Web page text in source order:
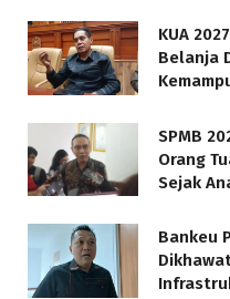
KUA
Belanja
SPMB
Orang
Sejak
Bankeu